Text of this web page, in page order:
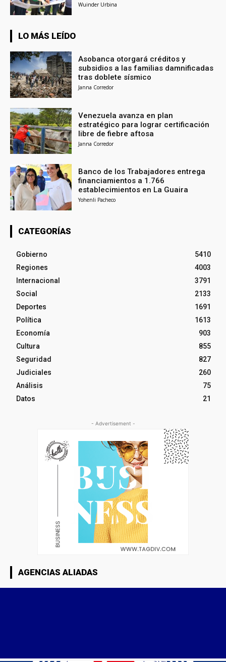
Wuinder Urbina
LO MÁS LEÍDO
Asobanca otorgará créditos y
subsidios a las familias damnificadas
tras doblete sísmico
Janna Corredor
Venezuela avanza en plan
estratégico para lograr certificación
libre de fiebre aftosa
Janna Corredor
Banco de los Trabajadores entrega
financiamientos a 1.766
establecimientos en La Guaira
Yohenli Pacheco
CATEGORÍAS
Gobierno
5410
Regiones
4003
Internacional
3791
Social
2133
Deportes
1691
Política
1613
Economía
903
Cultura
855
Seguridad
827
Judiciales
260
Análisis
75
Datos
21
- Advertisement -
AGENCIAS ALIADAS